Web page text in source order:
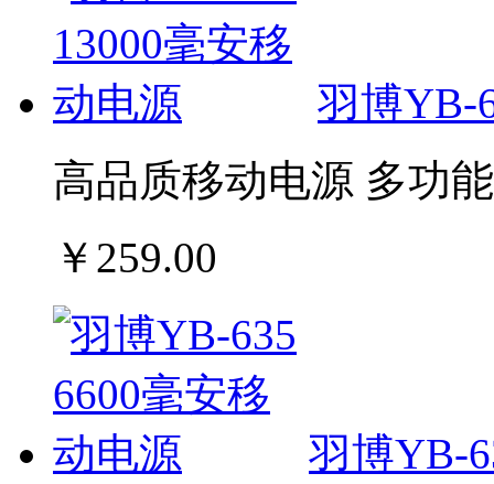
羽博YB-
高品质移动电源 多功
￥259.00
羽博YB-